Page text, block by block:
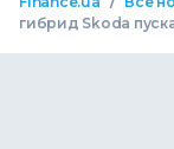
гибрид Skoda